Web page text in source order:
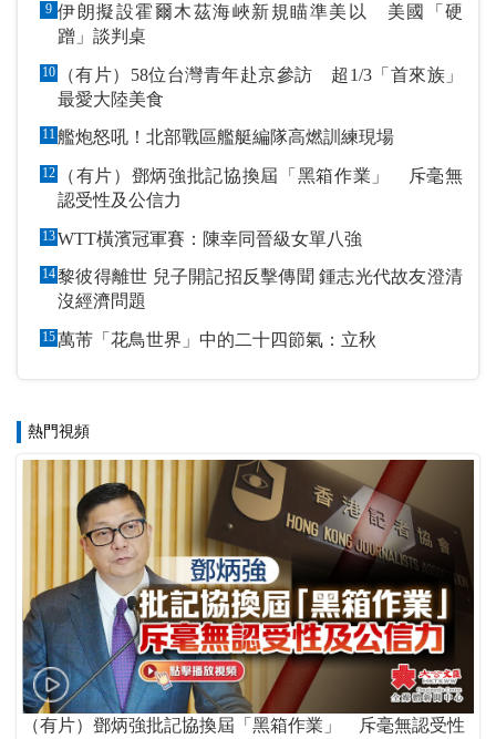
9 伊朗擬設霍爾木茲海峽新規瞄準美以 美國「硬
蹭」談判桌
10
（有片）58位台灣青年赴京參訪 超1/3「首來族」
最愛大陸美食
11艦炮怒吼！北部戰區艦艇編隊高燃訓練現場
12
（有片）鄧炳強批記協換屆「黑箱作業」 斥毫無
認受性及公信力
13WTT橫濱冠軍賽：陳幸同晉級女單八強
14黎彼得離世 兒子開記招反擊傳聞 鍾志光代故友澄清
沒經濟問題
15萬芾「花鳥世界」中的二十四節氣：立秋
熱門視頻
（有片）鄧炳強批記協換屆「黑箱作業」 斥毫無認受性